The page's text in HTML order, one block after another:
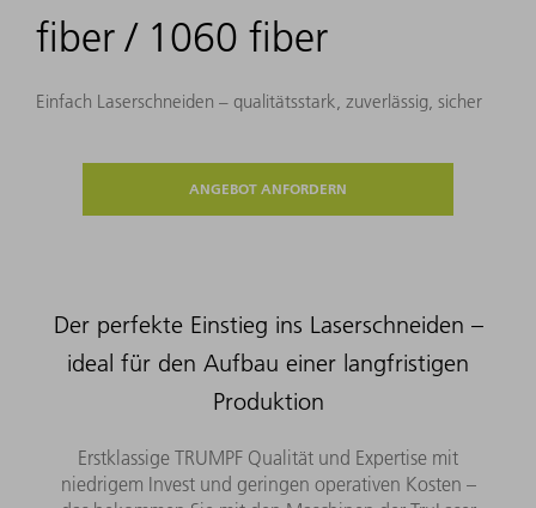
fiber / 1060 fiber
Einfach Laserschneiden – qualitätsstark, zuverlässig, sicher
ANGEBOT ANFORDERN
Der perfekte Einstieg ins Laserschneiden –
ideal für den Aufbau einer langfristigen
Produktion
Erstklassige TRUMPF Qualität und Expertise mit
niedrigem Invest und geringen operativen Kosten –